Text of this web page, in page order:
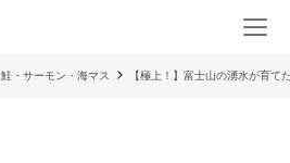
鮭・サーモン・海マス 【極上！】富士山の湧水が育て